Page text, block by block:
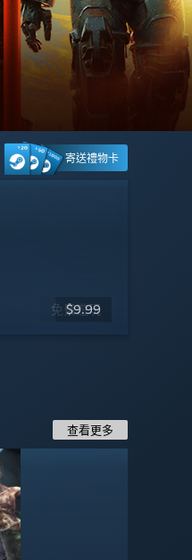
寄送禮物卡
免費遊玩
$9.99
$9.99$8.99
$19.99
$7.99$6.79
$24.99 $22.49
免費遊玩
$59.99
$49.99
$59.99 $17.99
免費遊玩
查看更多